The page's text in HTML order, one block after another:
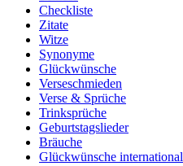
Checkliste
Zitate
Witze
Synonyme
Glückwünsche
Verseschmieden
Verse & Sprüche
Trinksprüche
Geburtstagslieder
Bräuche
Glückwünsche international